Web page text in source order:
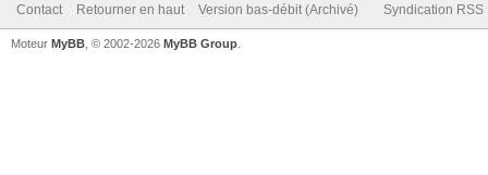
Contact Retourner en haut Version bas-débit (Archivé) Syndication RSS
Moteur MyBB , © 2002-2026 MyBB Group